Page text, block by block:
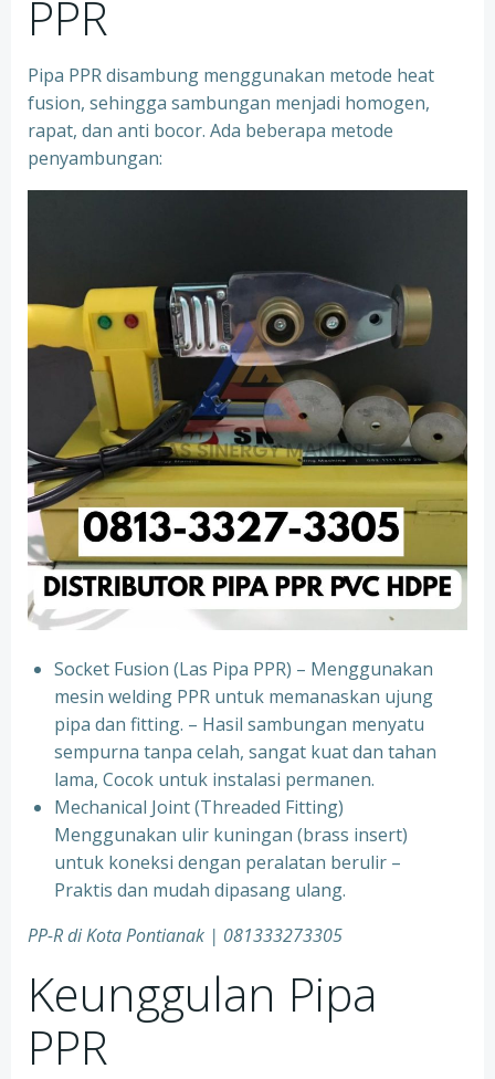
PPR
Pipa PPR disambung menggunakan metode heat
fusion, sehingga sambungan menjadi homogen,
rapat, dan anti bocor. Ada beberapa metode
penyambungan:
Socket Fusion (Las Pipa PPR) – Menggunakan
mesin welding PPR untuk memanaskan ujung
pipa dan fitting. – Hasil sambungan menyatu
sempurna tanpa celah, sangat kuat dan tahan
lama, Cocok untuk instalasi permanen.
⁠Mechanical Joint (Threaded Fitting)
Menggunakan ulir kuningan (brass insert)
untuk koneksi dengan peralatan berulir –
Praktis dan mudah dipasang ulang.
PP-R di KotaPontianak | 081333273305
Keunggulan Pipa
PPR